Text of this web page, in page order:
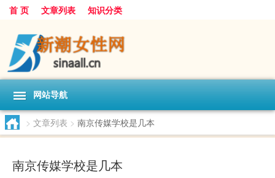
首 页 文章列表 知识分类
网站导航
> 文章列表 > 南京传媒学校是几本
南京传媒学校是几本